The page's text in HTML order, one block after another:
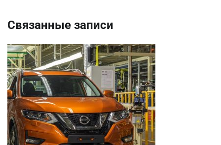
Связанные записи